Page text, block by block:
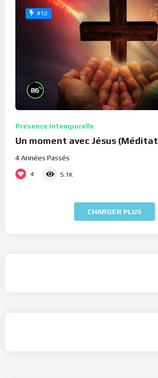
#12
86%
Présence Intemporelle
Un moment avec Jésus
4 Années Passés
4 5.1K
CHARGER PLUS